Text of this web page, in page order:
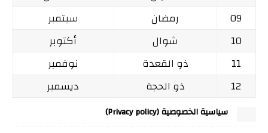
09
رمضان
سبتمبر
10
شوال
أكتوبر
11
ذو القعدة
نوفمبر
12
ذو الحجة ديسمبر
سياسية الخصوصية (Privacy policy)